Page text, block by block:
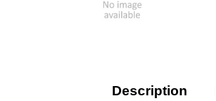
Description